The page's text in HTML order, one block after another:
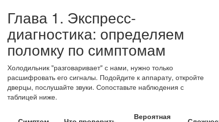
Глава 1. Экспресс-
диагностика: определяем
поломку по симптомам
Холодильник "разговаривает" с нами, нужно только
расшифровать его сигналы. Подойдите к аппарату, откройте
дверцы, послушайте звуки. Сопоставьте наблюдения с
таблицей ниже.
Вероятная